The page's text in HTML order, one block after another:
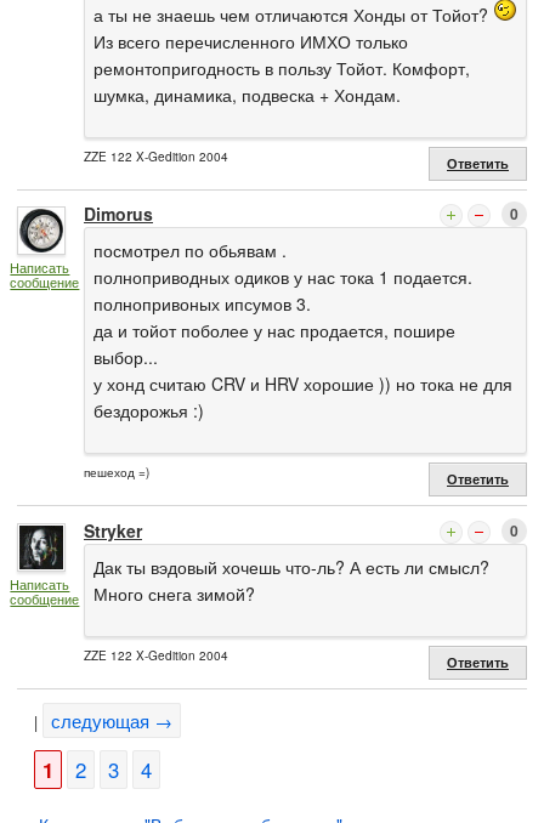
а ты не знаешь чем отличаются Хонды от Тойот?
Из всего перечисленного ИМХО только
ремонтопригодность в пользу Тойот. Комфорт,
шумка, динамика, подвеска + Хондам.
ZZE 122 X-Gedition 2004 Ответить
Написать
сообщение
Dimorus 0
посмотрел по обьявам .
полноприводных одиков у нас тока 1 подается.
полнопривоных ипсумов 3.
да и тойот поболее у нас продается, пошире
выбор...
у хонд считаю CRV и HRV хорошие )) но тока не для
бездорожья :)
пешеход =) Ответить
Написать
сообщение
Stryker 0
Дак ты вэдовый хочешь что-ль? А есть ли смысл?
Много снега зимой?
ZZE 122 X-Gedition 2004 Ответить
| следующая →
1 2 3 4